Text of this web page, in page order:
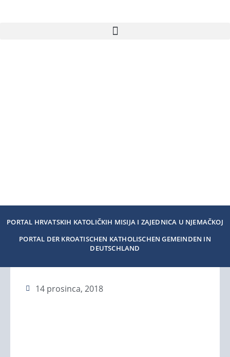
PORTAL HRVATSKIH KATOLIČKIH MISIJA I ZAJEDNICA U NJEMAČKOJ
PORTAL DER KROATISCHEN KATHOLISCHEN GEMEINDEN IN
DEUTSCHLAND
14 prosinca, 2018